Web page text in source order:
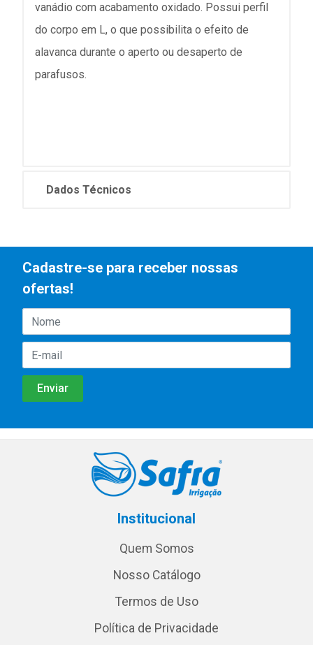
vanádio com acabamento oxidado. Possui perfil
do corpo em L, o que possibilita o efeito de
alavanca durante o aperto ou desaperto de
parafusos.
Dados Técnicos
Cadastre-se para receber nossas
ofertas!
Institucional
Quem Somos
Nosso Catálogo
Termos de Uso
Política de Privacidade